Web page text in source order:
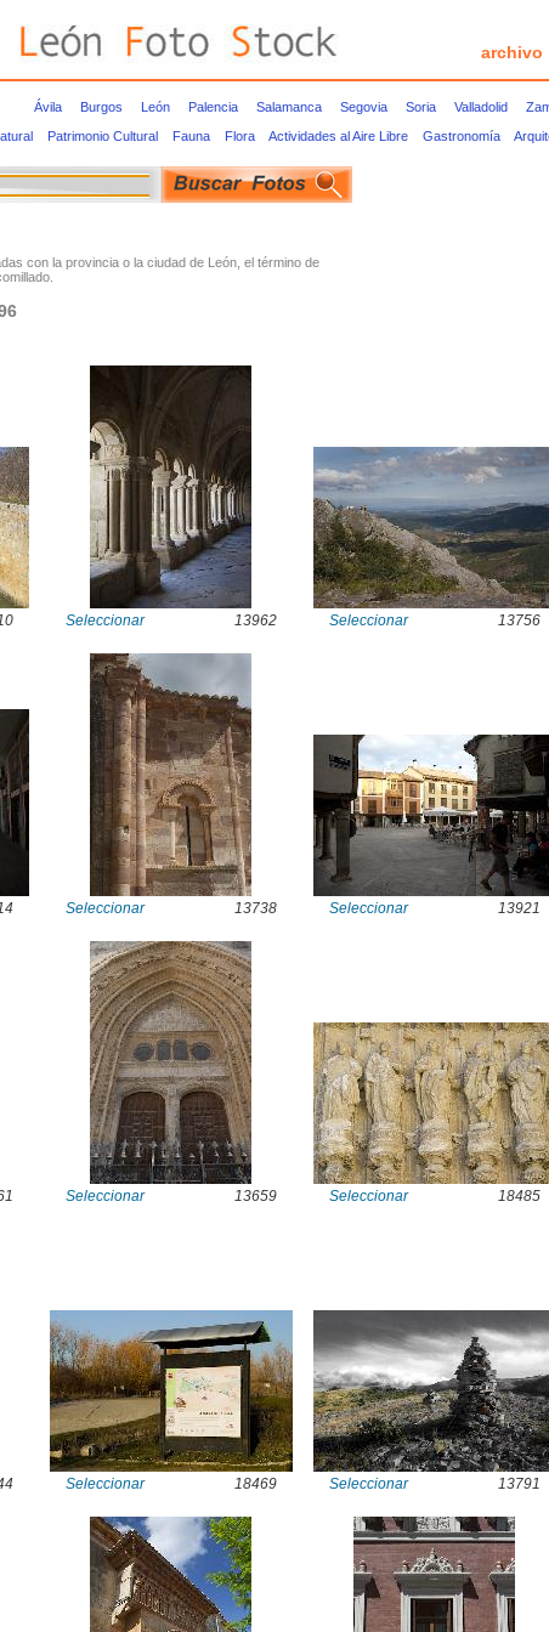
archivo
Ávila Burgos León Palencia Salamanca Segovia Soria Valladolid
Patrimonio Cultural Fauna Flora Actividades al Aire Libre Gastronomía
con la provincia o la ciudad de León, el término de
Seleccionar 13962 Seleccionar 13756
Seleccionar 13738 Seleccionar 13921
Seleccionar 13659 Seleccionar 18485
Seleccionar 18469 Seleccionar 13791